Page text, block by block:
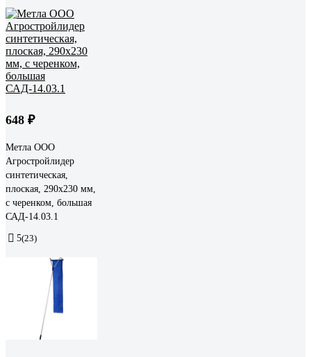
648 ₽
Метла ООО
Агростройлидер
синтетическая,
плоская, 290x230 мм,
с черенком, большая
САД-14.03.1
5(23)